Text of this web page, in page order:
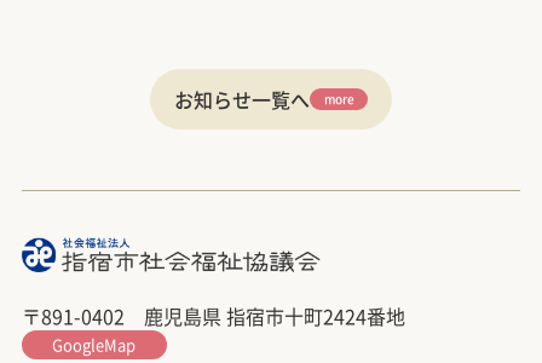
お知らせ一覧へ more
〒891-0402 鹿児島県 指宿市十町2424番地
GoogleMap